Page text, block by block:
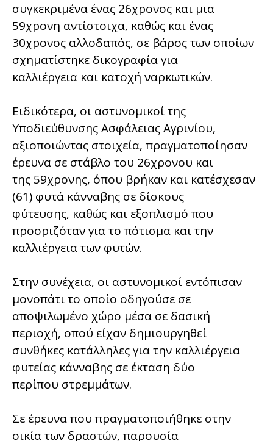
συγκεκριμένα ένας 26χρονος και μια
59χρονη αντίστοιχα, καθώς και ένας
30χρονος αλλοδαπός, σε βάρος των οποίων
σχηματίστηκε δικογραφία για
καλλιέργεια και κατοχή ναρκωτικών.
Ειδικότερα, οι αστυνομικοί της
Υποδιεύθυνσης Ασφάλειας Αγρινίου,
αξιοποιώντας στοιχεία, πραγματοποίησαν
έρευνα σε στάβλο του 26χρονου και
της 59χρονης, όπου βρήκαν και κατέσχεσαν
(61) φυτά κάνναβης σε δίσκους
φύτευσης, καθώς και εξοπλισμό που
προοριζόταν για το πότισμα και την
καλλιέργεια των φυτών.
Στην συνέχεια, οι αστυνομικοί εντόπισαν
μονοπάτι το οποίο οδηγούσε σε
αποψιλωμένο χώρο μέσα σε δασική
περιοχή, οπού είχαν δημιουργηθεί
συνθήκες κατάλληλες για την καλλιέργεια
φυτείας κάνναβης σε έκταση δύο
περίπου στρεμμάτων.
Σε έρευνα που πραγματοποιήθηκε στην
οικία των δραστών, παρουσία